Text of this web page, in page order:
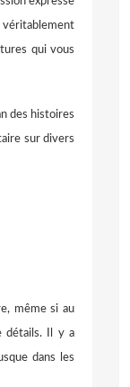
qui vous
des histoires
sur divers
même si au
détails. Il y a
dans les